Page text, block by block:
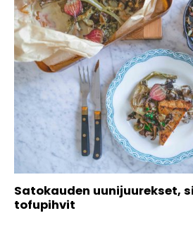
Satokauden uunijuurekset,
tofupihvit